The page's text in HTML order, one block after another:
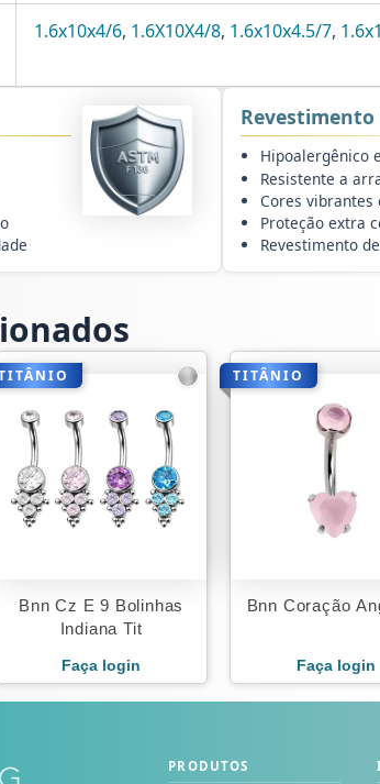
1.6x10x4/6, 1.6X10X4/8, 1.6x10x4.5/7,
Revestimento
Hipoalergênico
Resistente a
Cores vibrantes
Proteção extra
Revestimento
Bnn Cz E 9 Bolinhas
Indiana Tit
Faça login
TITÂNIO
Bnn Coração
Faça login
PRODUTOS